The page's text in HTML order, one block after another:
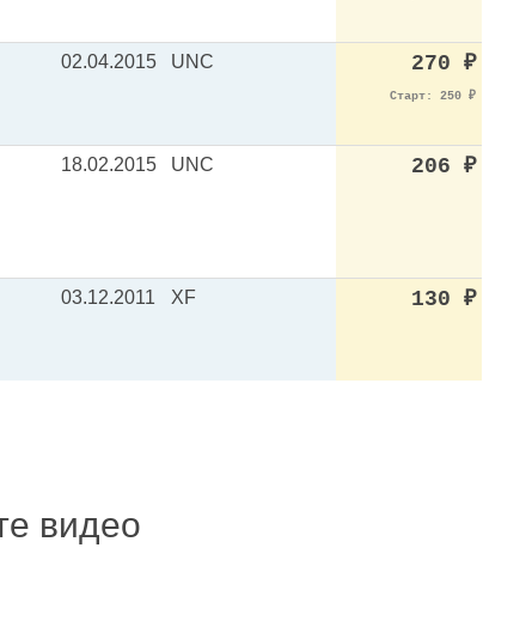
02.04.2015 UNC 270 ₽
Старт: 250 ₽
18.02.2015 UNC 206 ₽
03.12.2011 XF 130 ₽
видео